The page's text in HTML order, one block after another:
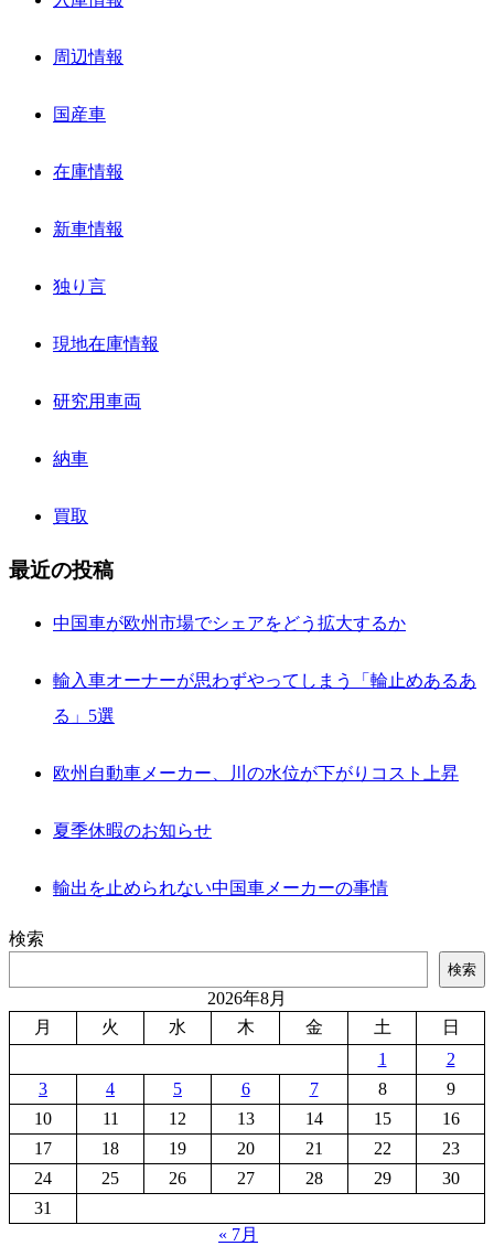
周辺情報
国産車
在庫情報
新車情報
独り言
現地在庫情報
研究用車両
納車
買取
最近の投稿
中国車が欧州市場でシェアをどう拡大するか
輸入車オーナーが思わずやってしまう「輪止めあるあ
る」5選
欧州自動車メーカー、川の水位が下がりコスト上昇
夏季休暇のお知らせ
輸出を止められない中国車メーカーの事情
検索
検索
2026年8月
月
火 水 木 金 土
日
1
2
3
4 5 6 7 8
9
10
11 12 13 14 15
16
17
18 19 20 21 22
23
24
25 26 27 28 29
30
31
« 7月